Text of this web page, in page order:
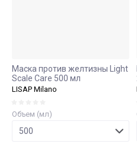
Маска против желтизны Light
Scale Care 500 мл
LISAP Milano
Объем (мл)